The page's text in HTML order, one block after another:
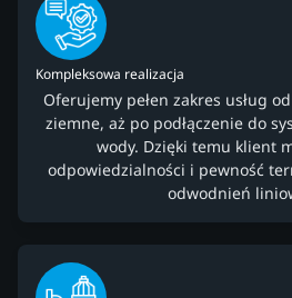
Kompleksowa realizacja
Oferujemy pełen zakres usług
ziemne, aż po podłączenie do
wody. Dzięki temu klient
odpowiedzialności i pewność
odwodnień